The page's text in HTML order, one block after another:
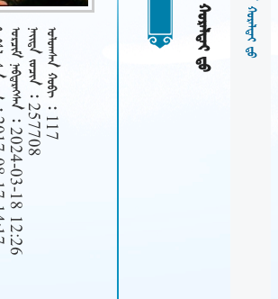
14:17   2024-03-18 12:26   257708   117